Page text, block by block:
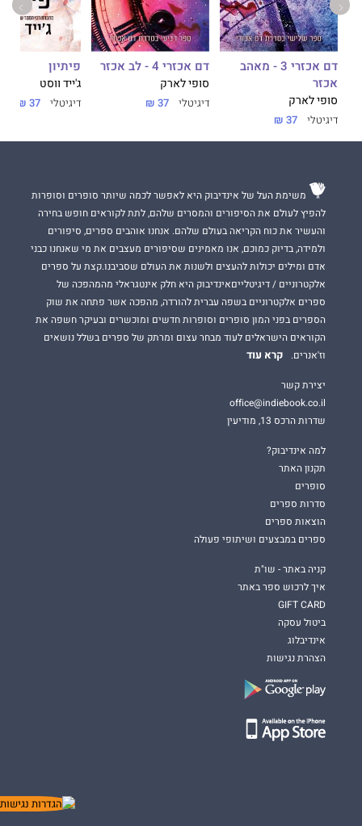
דם אכזרי 3 - מאהב
אכזר
סופי לארק
דיגיטלי 37 ₪
דם אכזרי 4 - לב אכזר
סופי לארק
דיגיטלי 37 ₪
פיתיון
ג'ייד ווסט
דיגיטלי 37 ₪
משימת העל של אינדיבוק היא לאפשר לכמה שיותר סופרים וסופרות
להפיץ לעולם את הסיפורים והמסרים שלהם, לתת לקוראים חופש בחירה
והעשיר את כוח הקריאה בעולם שלהם. אנחנו אוהבים ספרים, סיפורים
ולמידה, בדיוק כמוכם, אנו מאמינים שסיפורים מעצבים את מי שאנחנו כבני
אדם ומילים יכולות להעצים ולשנות את העולם שסביבנו.קצת על ספרים
אלקטרוניים / דיגיטלייםאינדיבוק היא חלק אינטגראלי מהמהפכה של
ספרים אלקטרוניים בשפה עברית להורדה, מהפכה אשר פתחה את שוק
הספרים בפני המון סופרים וסופרות חדשים ומוכשרים ובעיקר חשפה את
הקוראים הישראלים לעוד מבחר עצום ומרתק של ספרים בשלל נושאים
וז'אנרים.
קרא עוד
יצירת קשר
office@indiebook.co.il
שדרות הרכס 13, מודיעין
למה אינדיבוק?
תקנון האתר
סופרים
סדרות ספרים
הוצאות ספרים
ספרים במבצעים ושיתופי פעולה
קניה באתר - שו"ת
איך לרכוש ספר באתר
GIFT CARD
ביטול עסקה
אינדיבלוג
הצהרת נגישות